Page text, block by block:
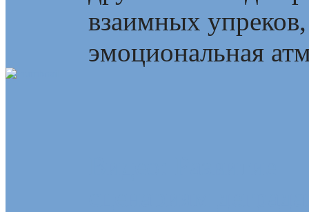
взаимных
эмоциональная